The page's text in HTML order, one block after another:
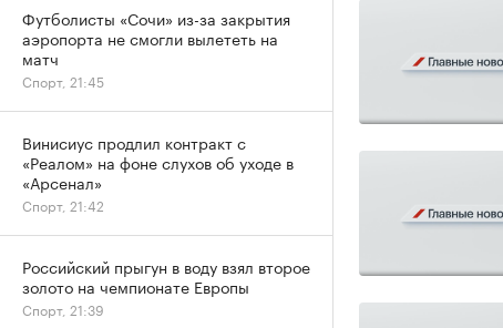
Футболисты «Сочи» из-за закрытия
аэропорта не смогли вылететь на
матч
Спорт, 21:45
Винисиус продлил контракт с
«Реалом» на фоне слухов об уходе в
«Арсенал»
Спорт, 21:42
Российский прыгун в воду взял второе
золото на чемпионате Европы
Спорт, 21:39